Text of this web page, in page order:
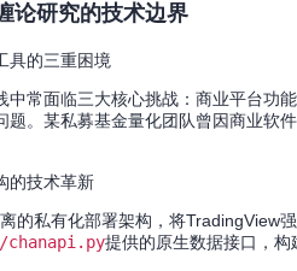
论研究的技术边界
具的三重困境
中常面临三大核心挑战：商业平台功
题。某私募基金量化团队曾因商业软
的技术革新
的私有化部署架构，将TradingView
chanapi.py提供的原生数据接口，构